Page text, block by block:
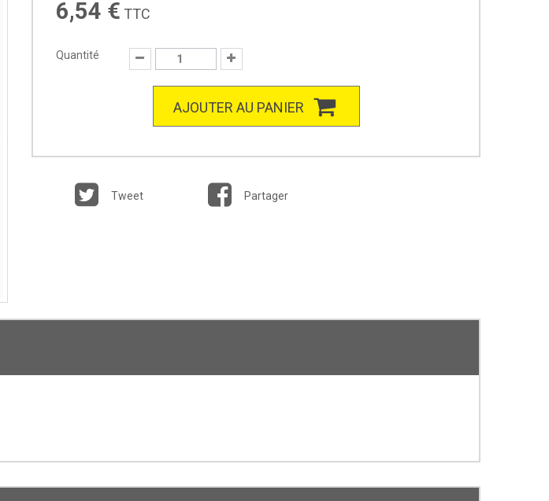
6,54 € TTC
Quantité
AJOUTER AU PANIER
Tweet Partager